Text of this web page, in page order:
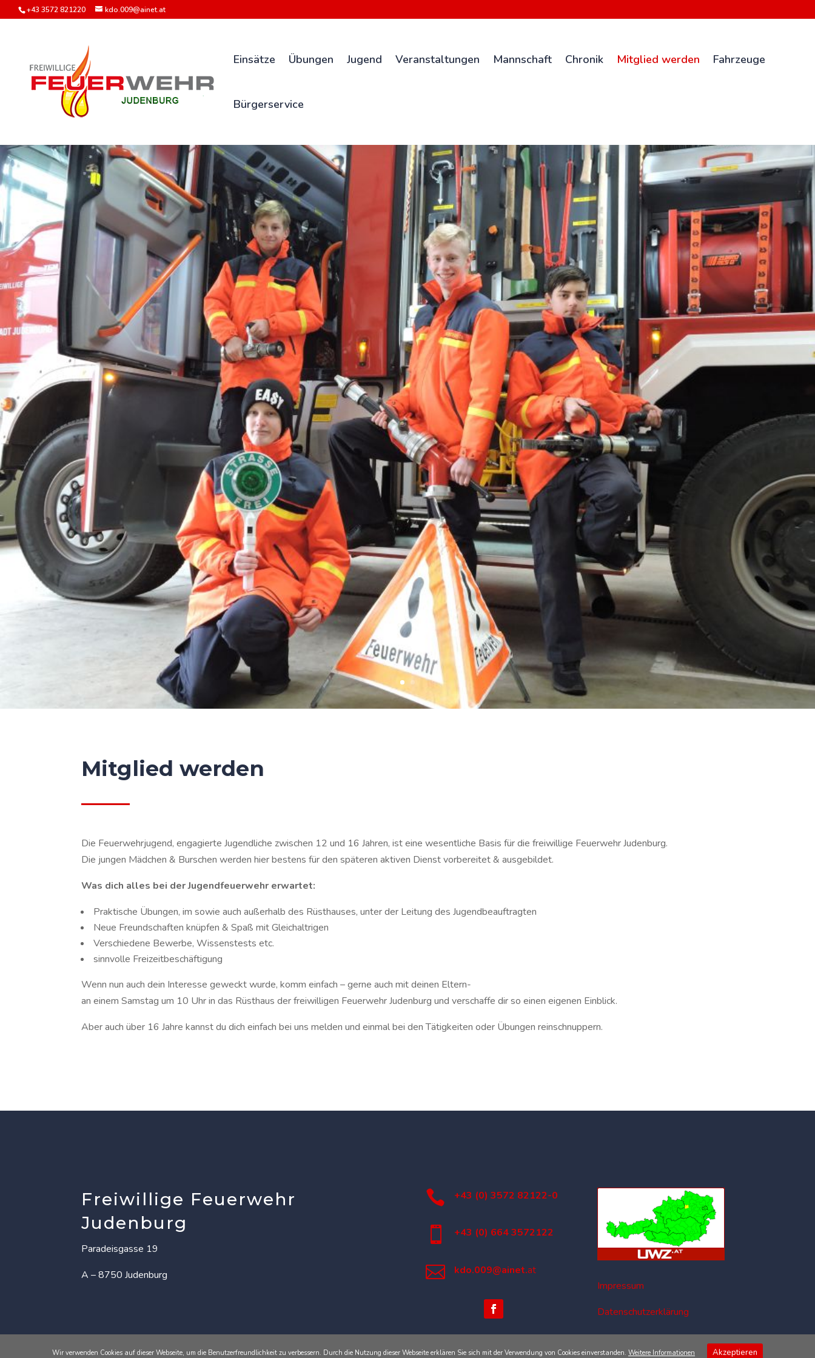
+43 3572 821220 kdo.009@ainet.at
Einsätze Übungen Jugend Veranstaltungen Mannschaft Chronik Mitglied werden Fahrzeuge
Bürgerservice
Mitglied werden
Die Feuerwehrjugend, engagierte Jugendliche zwischen 12 und 16 Jahren, ist eine wesentliche Basis für die freiwillige Feuerwehr Judenburg.
Die jungen Mädchen & Burschen werden hier bestens für den späteren aktiven Dienst vorbereitet & ausgebildet.
Was dich alles bei der Jugendfeuerwehr erwartet:
Praktische Übungen, im sowie auch außerhalb des Rüsthauses, unter der Leitung des Jugendbeauftragten
Neue Freundschaften knüpfen & Spaß mit Gleichaltrigen
Verschiedene Bewerbe, Wissenstests etc.
sinnvolle Freizeitbeschäftigung
Wenn nun auch dein Interesse geweckt wurde, komm einfach – gerne auch mit deinen Eltern-
an einem Samstag um 10 Uhr in das Rüsthaus der freiwilligen Feuerwehr Judenburg und verschaffe dir so einen eigenen Einblick.
Aber auch über 16 Jahre kannst du dich einfach bei uns melden und einmal bei den Tätigkeiten oder Übungen reinschnuppern.
Freiwillige Feuerwehr
Judenburg
Paradeisgasse 19
A – 8750 Judenburg
 +43 (0) 3572 82122-0
 +43 (0) 664 3572122
 kdo.009@ainet.at
Impressum
Datenschutzerklärung
Wir verwenden Cookies auf dieser Webseite, um die Benutzerfreundlichkeit zu verbessern. Durch die Nutzung dieser Webseite erklären Sie sich mit der Verwendung von Cookies einverstanden. Weitere Informationen Akzeptieren